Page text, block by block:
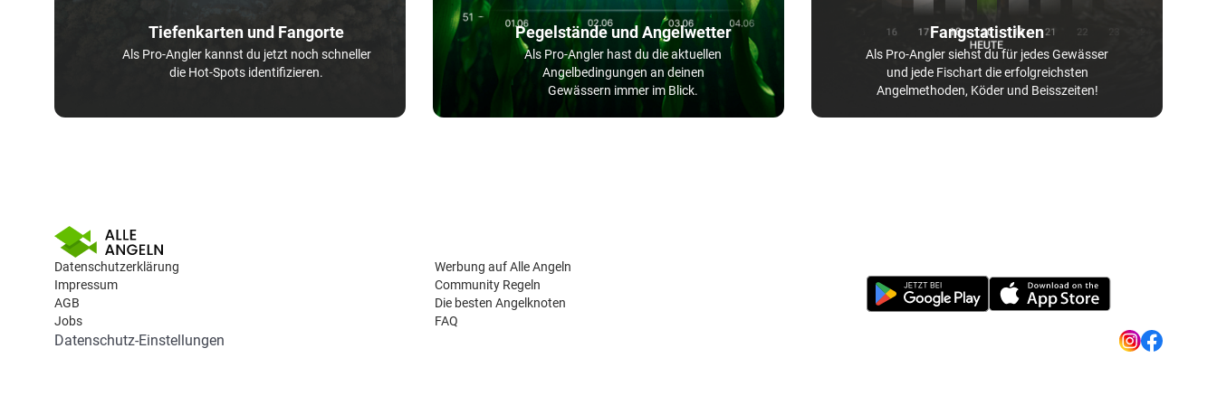
Tiefenkarten und Fangorte
Als Pro-Angler kannst du jetzt noch schneller
die Hot-Spots identifizieren.
Pegelstände und Angelwetter
Als Pro-Angler hast du die aktuellen
Angelbedingungen an deinen
Gewässern immer im Blick.
Fangstatistiken
Als Pro-Angler siehst du für jedes Gewässer
und jede Fischart die erfolgreichsten
Angelmethoden, Köder und Beisszeiten!
Datenschutzerklärung
Impressum
AGB
Jobs
Werbung auf Alle Angeln
Community Regeln
Die besten Angelknoten
FAQ
Datenschutz-Einstellungen